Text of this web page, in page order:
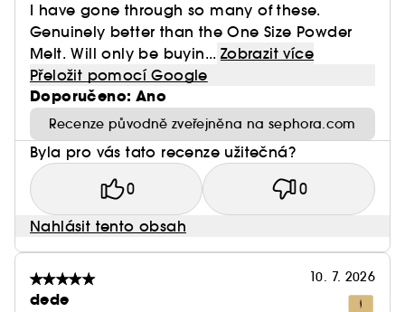
I have gone through so many of these.
Genuinely better than the One Size Powder
Melt. Will only be buyin... Zobrazit více
Přeložit pomocí Google
Doporučeno: Ano
Recenze původně zveřejněna na sephora.com
Byla pro vás tato recenze užitečná?
0 0
Nahlásit tento obsah
10. 7. 2026
dede